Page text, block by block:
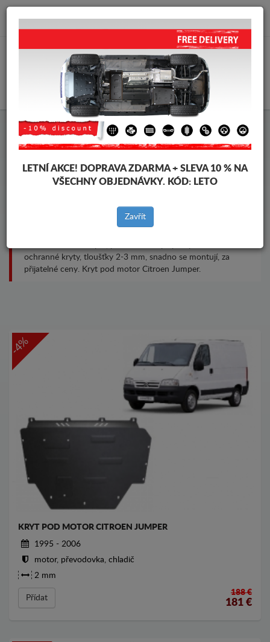
info@krytpodmotor.com
Kryt pod motor Citroen Jumper
ochranné kryty, tloušťky 2-3 mm, snadno se montují, za
přijatelné ceny. Kryt pod motor Citroen Jumper.
-4%
KRYT POD MOTOR CITROEN JUMPER
1995 - 2006
motor, převodovka, chladič
2 mm
Přídat
188 €
181 €
LETNÍ AKCE! DOPRAVA ZDARMA + SLEVA 10 % NA
VŠECHNY OBJEDNÁVKY. KÓD: LETO
Zavřít